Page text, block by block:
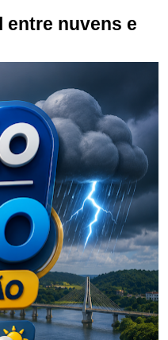
entre nuvens e